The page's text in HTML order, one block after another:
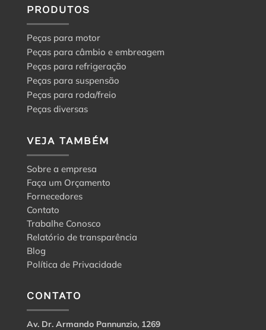
PRODUTOS
Peças para motor
Peças para câmbio e embreagem
Peças para refrigeração
Peças para suspensão
Peças para roda/freio
Peças diversas
VEJA TAMBÉM
Sobre a empresa
Faça um Orçamento
Fornecedores
Contato
Trabalhe Conosco
Relatório de transparência
Blog
Política de Privacidade
CONTATO
Av. Dr. Armando Pannunzio, 1269